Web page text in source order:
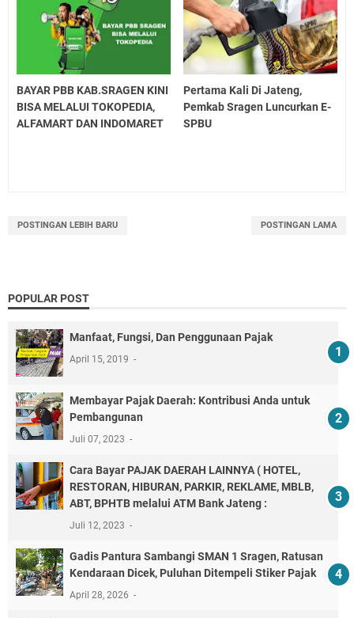
BAYAR PBB KAB.SRAGEN KINI
BISA MELALUI TOKOPEDIA,
ALFAMART DAN INDOMARET
Pertama Kali Di Jateng,
Pemkab Sragen Luncurkan E-
SPBU
POSTINGAN LEBIH BARU POSTINGAN LAMA
POPULAR POST
Manfaat, Fungsi, Dan Penggunaan Pajak
April 15, 2019
Membayar Pajak Daerah: Kontribusi Anda untuk
Pembangunan
Juli 07, 2023
Cara Bayar PAJAK DAERAH LAINNYA ( HOTEL,
RESTORAN, HIBURAN, PARKIR, REKLAME, MBLB,
ABT, BPHTB melalui ATM Bank Jateng :
Juli 12, 2023
Gadis Pantura Sambangi SMAN 1 Sragen, Ratusan
Kendaraan Dicek, Puluhan Ditempeli Stiker Pajak
April 28, 2026